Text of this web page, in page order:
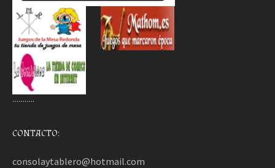
………..
CONTACTO:
consolaytablero@hotmail.com